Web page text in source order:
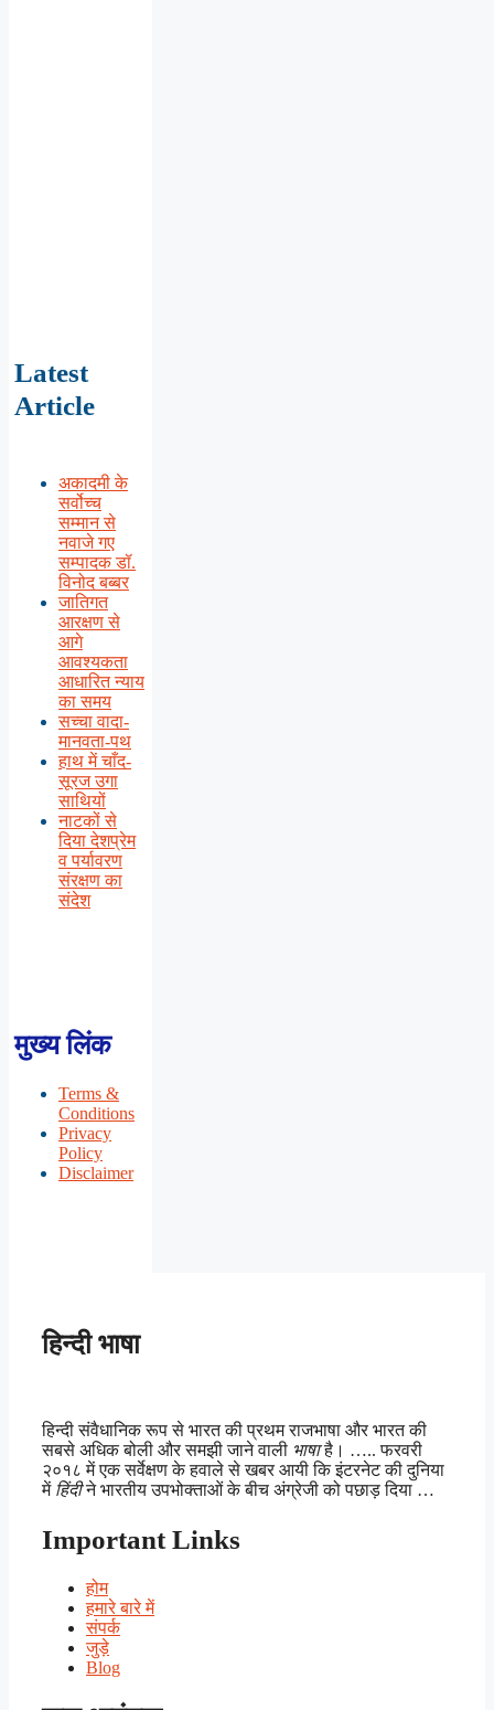
Latest
Article
अकादमी के
सर्वोच्च
सम्मान से
नवाजे गए
सम्पादक डॉ.
विनोद बब्बर
जातिगत
आरक्षण से
आगे
आवश्यकता
आधारित न्याय
का समय
सच्चा वादा-
मानवता-पथ
हाथ में चाँद-
सूरज उगा
साथियों
नाटकों से
दिया देशप्रेम
व पर्यावरण
संरक्षण का
संदेश
मुख्य लिंक
Terms &
Conditions
Privacy
Policy
Disclaimer
हिन्दी भाषा
हिन्दी संवैधानिक रूप से भारत की प्रथम राजभाषा और भारत की
सबसे अधिक बोली और समझी जाने वाली भाषाहै। ….. फरवरी
२०१८ में एक सर्वेक्षण के हवाले से खबर आयी कि इंटरनेट की दुनिया
में हिंदीने भारतीय उपभोक्ताओं के बीच अंग्रेजी को पछाड़ दिया …
Important Links
होम
हमारे बारे में
संपर्क
जुड़े
Blog